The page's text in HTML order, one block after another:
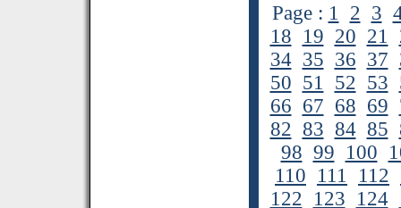
Page : 1 2 3
18 19 20 21
34 35 36 37
50 51 52 53
66 67 68 69
82 83 84 85
98 99 100
110 111 112
122 123 124